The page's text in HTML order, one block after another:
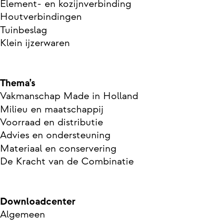
Element- en kozijnverbinding
Houtverbindingen
Tuinbeslag
Klein ijzerwaren
Thema’s
Vakmanschap Made in Holland
Milieu en maatschappij
Voorraad en distributie
Advies en ondersteuning
Materiaal en conservering
De Kracht van de Combinatie
Downloadcenter
Algemeen